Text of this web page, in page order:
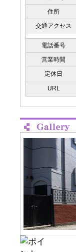
住所
交通アクセス
電話番号
営業時間
定休日
URL